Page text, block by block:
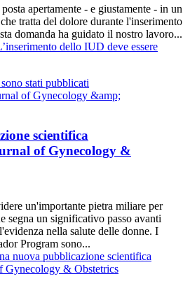
apertamente - e giustamente - in un
tratta del dolore durante l'inserimento
domanda ha guidato il nostro lavoro...
dello IUD deve essere
scientifica
of Gynecology &
un'importante pietra miliare per
segna un significativo passo avanti
nella salute delle donne. I
Program sono...
nuova pubblicazione scientifica
Gynecology & Obstetrics